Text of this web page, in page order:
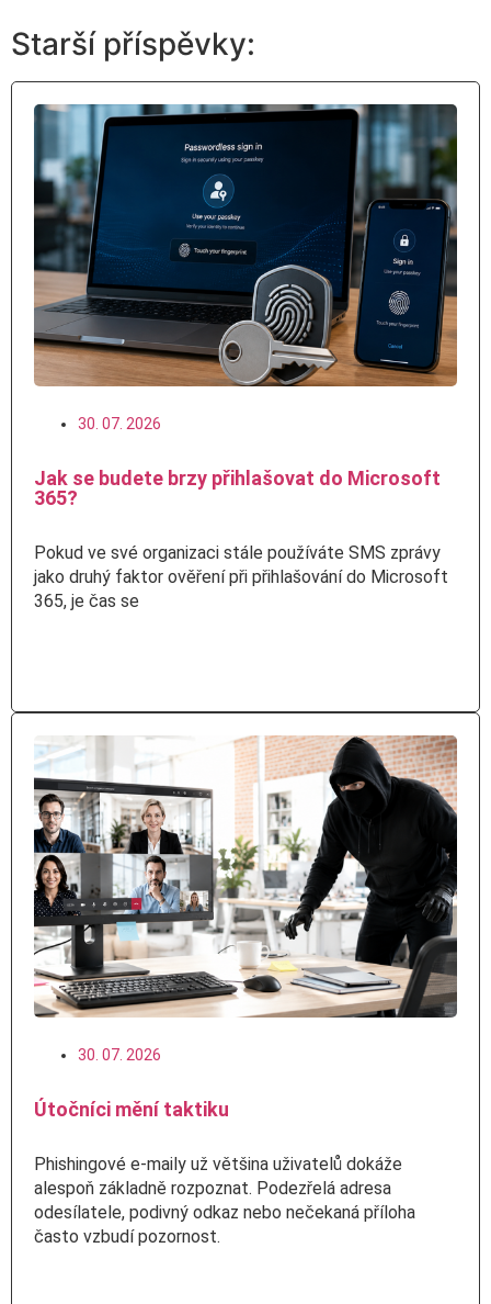
Starší příspěvky:
30. 07. 2026
Jak se budete brzy přihlašovat do Microsoft
365?
Pokud ve své organizaci stále používáte SMS zprávy
jako druhý faktor ověření při přihlašování do Microsoft
365, je čas se
30. 07. 2026
Útočníci mění taktiku
Phishingové e-maily už většina uživatelů dokáže
alespoň základně rozpoznat. Podezřelá adresa
odesílatele, podivný odkaz nebo nečekaná příloha
často vzbudí pozornost.